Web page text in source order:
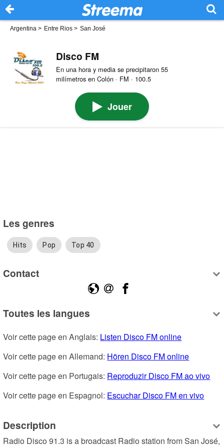
Argentina > Entre Rios > San José
Disco FM
En una hora y media se precipitaron 55
milímetros en Colón · FM · 100.5
Jouer
Les genres
Hits Pop Top 40
Contact
Toutes les langues
Voir cette page en Anglais: Listen Disco FM online
Voir cette page en Allemand: Hören Disco FM online
Voir cette page en Portugais: Reproduzir Disco FM ao vivo
Voir cette page en Espagnol: Escuchar Disco FM en vivo
Description
Radio Disco 91.3 is a broadcast Radio station from San José,